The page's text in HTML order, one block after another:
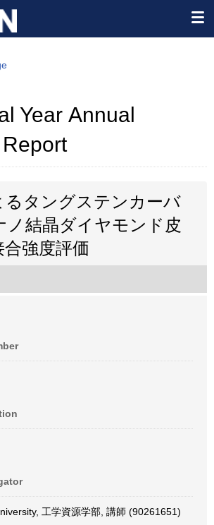
Year Annual
るタングステンカーバ
ノ結晶ダイヤモンド皮
強度評価
工学資源学部, 講師 (90261651)